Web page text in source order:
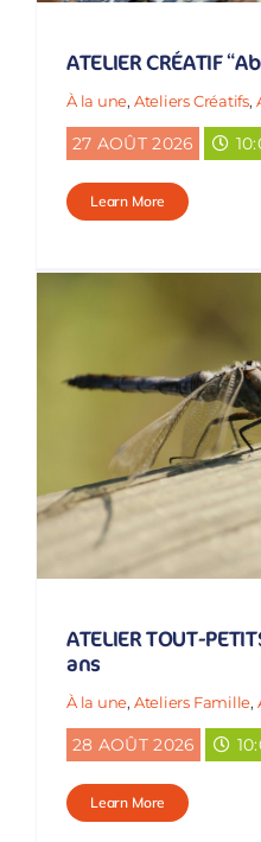
ATELIER CRÉATIF
À la une, Ateliers Créatifs,
27 AOÛT 2026
Learn More
ATELIER TOUT-
ans
À la une, Ateliers Famille,
28 AOÛT 2026
Learn More